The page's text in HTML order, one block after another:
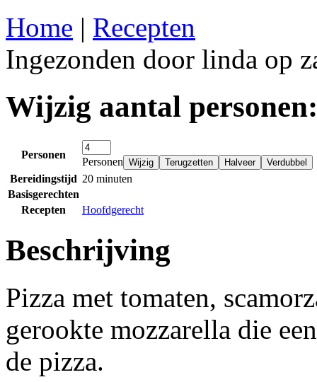
Home | Recepten
Ingezonden door linda op
Wijzig aantal personen:
Personen
Personen
Bereidingstijd 20 minuten
Basisgerechten
Recepten
Hoofdgerecht
Beschrijving
Pizza met tomaten,
gerookte mozzarella die
de pizza.